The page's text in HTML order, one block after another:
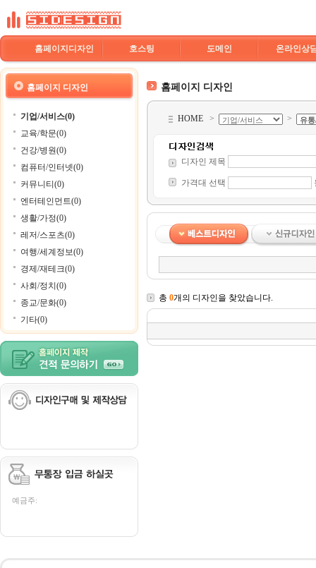
홈페이지디자인 호스팅 도메인 온라인상
홈페이지 디자인
기업/서비스(0)
교육/학문(0)
건강/병원(0)
컴퓨터/인터넷(0)
커뮤니티(0)
엔터테인먼트(0)
생활/가정(0)
레저/스포츠(0)
여행/세계정보(0)
경제/재테크(0)
사회/정치(0)
종교/문화(0)
기타(0)
예금주:
홈페이지 디자인
HOME > >
디자인 제목
가격대 선택
총 0개의 디자인을 찾았습니다.